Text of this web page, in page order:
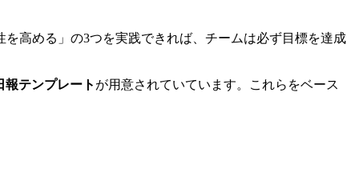
高める」の3つを実践できれば、チームは必ず目標を達成
報テンプレート が用意されていています。これらをベース